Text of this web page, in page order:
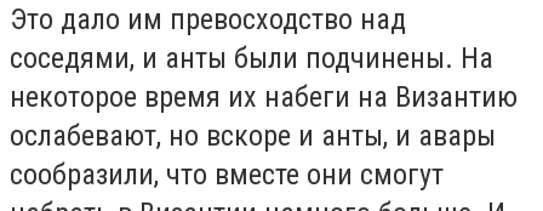
Это дало им превосходство над
соседями, и анты были подчинены. На
некоторое время их набеги на Византию
ослабевают, но вскоре и анты, и авары
сообразили, что вместе они смогут